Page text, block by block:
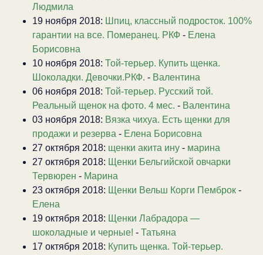
Людмила
19 ноября 2018: Шпиц, классный подросток. 100%
гарантии на все. Померанец. РКФ - Елена
Борисовна
10 ноября 2018: Той-терьер. Купить щенка.
Шоколадки. Девочки.РКФ. - Валентина
06 ноября 2018: Той-терьер. Русский той.
Реальный щенок на фото. 4 мес. - Валентина
03 ноября 2018: Вязка чихуа. Есть щенки для
продажи и резерва - Елена Борисовна
27 октября 2018: щенки акита ину - марина
27 октября 2018: Щенки Бельгийской овчарки
Тервюрен - Марина
23 октября 2018: Щенки Вельш Корги Пемброк -
Елена
19 октября 2018: Щенки Лабрадора —
шоколадные и черные! - Татьяна
17 октября 2018: Купить щенка. Той-терьер.